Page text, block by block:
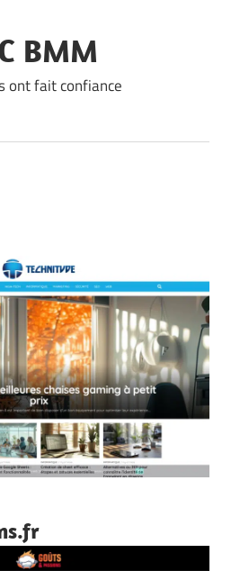
BMM
ont fait confiance